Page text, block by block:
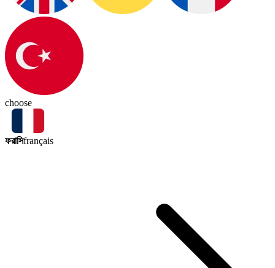
choose
ফরাসিfrançais